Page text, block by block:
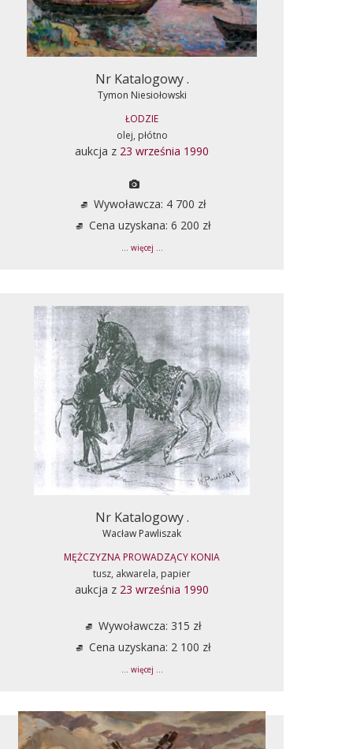
Nr Katalogowy .
Tymon Niesiołowski
ŁODZIE
olej, płótno
aukcja z 23 września 1990
Wywoławcza: 4 700 zł
Cena uzyskana: 6 200 zł
... więcej ...
Nr Katalogowy .
Wacław Pawliszak
MĘŻCZYZNA PROWADZĄCY KONIA
tusz, akwarela, papier
aukcja z 23 września 1990
Wywoławcza: 315 zł
Cena uzyskana: 2 100 zł
... więcej ...